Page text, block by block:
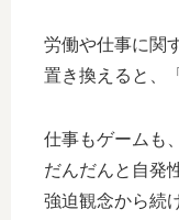
労働や仕事に関
置き換えると、
仕事もゲームも
だんだんと自発
強迫観念から続